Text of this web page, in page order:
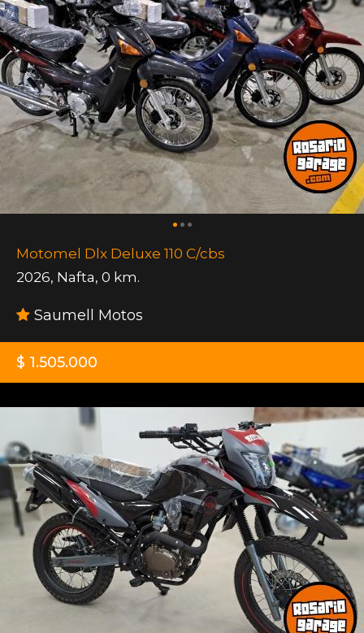
Motomel Dlx Deluxe 110 C/cbs
2026, Nafta, 0 km.
Saumell Motos
$ 1.505.000